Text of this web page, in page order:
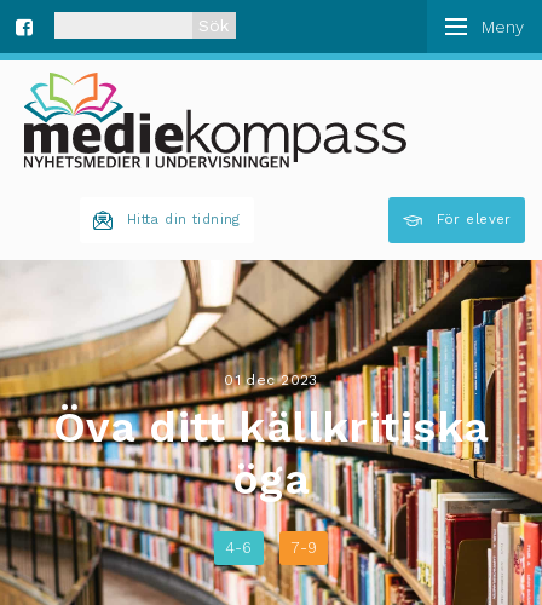
ce
När automatisk komplettering av resultat är
Hitta din tidning För elever
01 dec 2023
Öva ditt källkritiska
öga
4-6 7-9